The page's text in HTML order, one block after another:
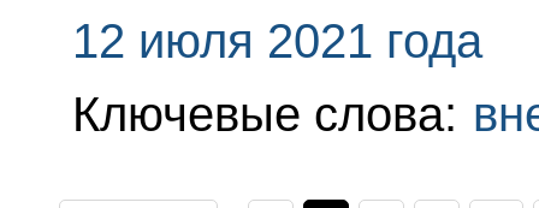
12 июля 2021 года
Ключевые слова: